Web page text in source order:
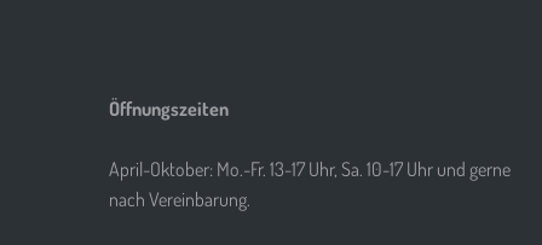
Öffnungszeiten
April-Oktober: Mo.-Fr. 13-17 Uhr, Sa. 10-17 Uhr und gerne
nach Vereinbarung.